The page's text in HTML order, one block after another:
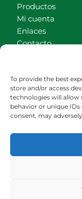
To provide the best
store and/or access
technologies will allow
behavior or unique
consent, may
Productos
Mi cuenta
Enlaces
Contacto
CONTACTO
942540013
696426646
609472979
Fdez.
De lunes a